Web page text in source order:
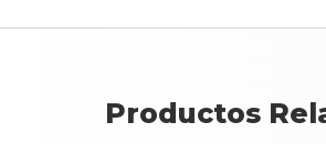
Productos